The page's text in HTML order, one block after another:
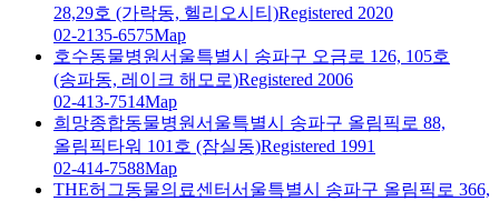
28,29호 (가락동, 헬리오시티)Registered 2020
02-2135-6575Map
호수동물병원서울특별시 송파구 오금로 126, 105호
(송파동, 레이크 해모로)Registered 2006
02-413-7514Map
희망종합동물병원서울특별시 송파구 올림픽로 88,
올림픽타워 101호 (잠실동)Registered 1991
02-414-7588Map
THE허그동물의료센터서울특별시 송파구 올림픽로 366,